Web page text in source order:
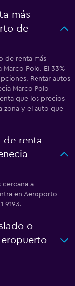
más
de
de renta más
Polo. El 33%
Rentar autos
Marco Polo
que los precios
zona y el auto que
de renta
cercana a
en Aeroporto
9193.
o